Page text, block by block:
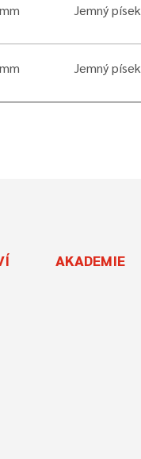
Jemný písek
Jemný písek
AKADEMIE